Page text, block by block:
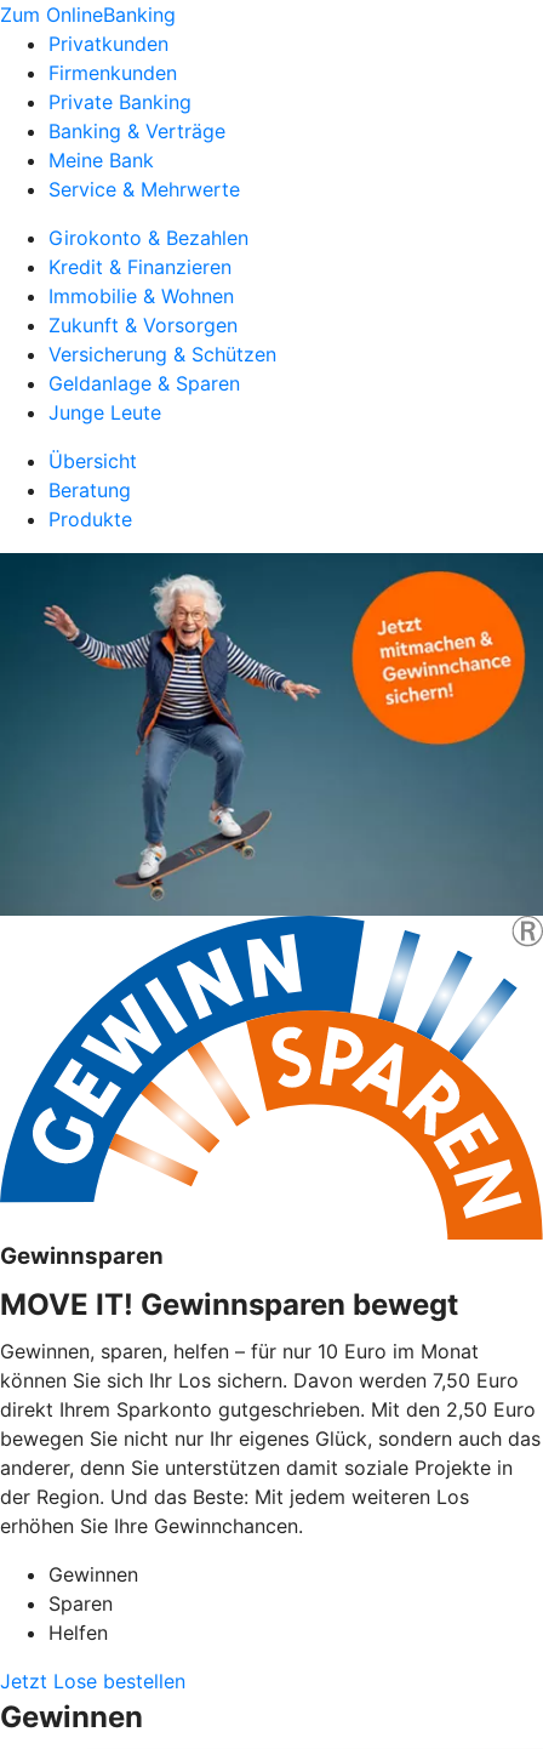
Zum OnlineBanking
Privatkunden
Firmenkunden
Private Banking
Banking & Verträge
Meine Bank
Service & Mehrwerte
Girokonto & Bezahlen
Kredit & Finanzieren
Immobilie & Wohnen
Zukunft & Vorsorgen
Versicherung & Schützen
Geldanlage & Sparen
Junge Leute
Übersicht
Beratung
Produkte
Gewinnsparen
MOVE IT! Gewinnsparen bewegt
Gewinnen, sparen, helfen – für nur 10 Euro im Monat
können Sie sich Ihr Los sichern. Davon werden 7,50 Euro
direkt Ihrem Sparkonto gutgeschrieben. Mit den 2,50 Euro
bewegen Sie nicht nur Ihr eigenes Glück, sondern auch das
anderer, denn Sie unterstützen damit soziale Projekte in
der Region. Und das Beste: Mit jedem weiteren Los
erhöhen Sie Ihre Gewinnchancen.
Gewinnen
Sparen
Helfen
Jetzt Lose bestellen
Gewinnen